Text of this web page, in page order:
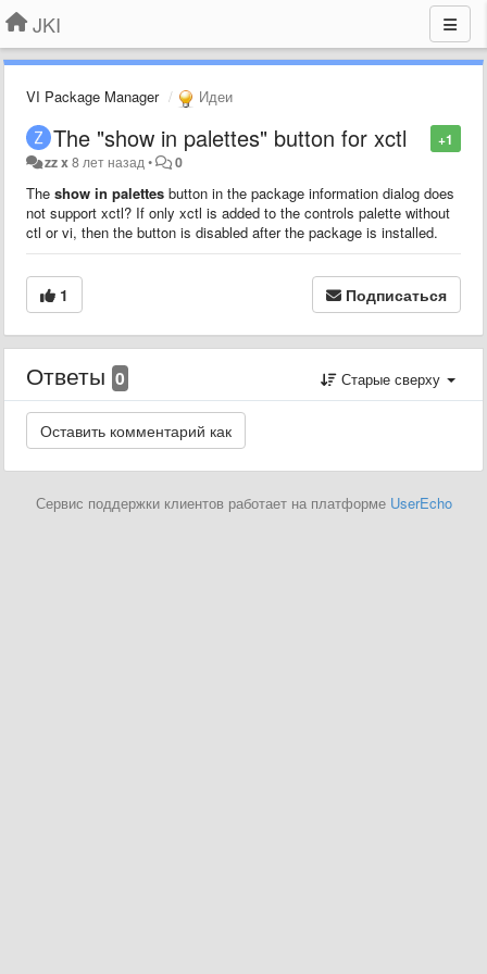
JKI
VI Package Manager Идеи
+1
The "show in palettes" button for xctl
zz x8 лет назад • 0
The show in palettes button in the package information dialog does
not support xctl? If only xctl is added to the controls palette without
ctl or vi, then the button is disabled after the package is installed.
1 Подписаться
Ответы 0 Старые сверху
Сервис поддержки клиентов работает на платформе UserEcho